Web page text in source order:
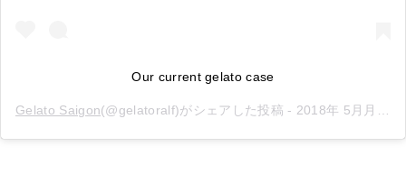
Our current gelato case
Gelato Saigon(@gelatoralf)がシェアした投稿 - 2018年 5月月21日午前3時55分PDT